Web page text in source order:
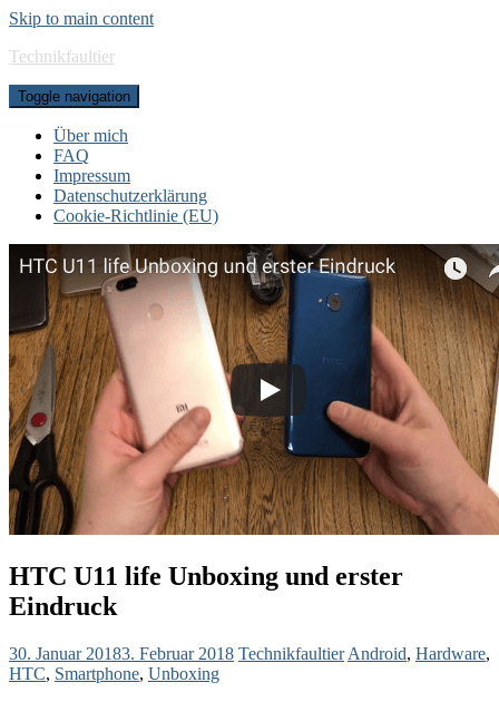
Skip to main content
Technikfaultier
Toggle navigation
Über mich
FAQ
Impressum
Datenschutzerklärung
Cookie-Richtlinie (EU)
HTC U11 life Unboxing und erster
Eindruck
30. Januar 20183. Februar 2018 Technikfaultier Android, Hardware,
HTC, Smartphone, Unboxing